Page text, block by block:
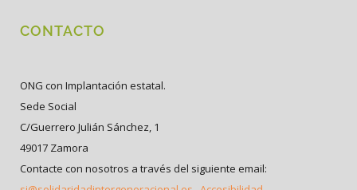
CONTACTO
ONG con Implantación estatal.
Sede Social
C/Guerrero Julián Sánchez, 1
49017 Zamora
Contacte con nosotros a través del siguiente email: